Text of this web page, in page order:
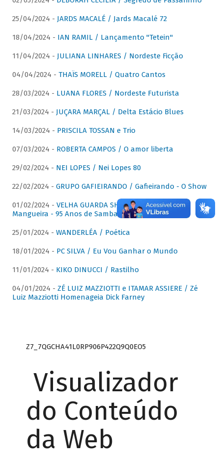
25/04/2024 - JARDS MACALÉ / Jards Macalé 72
18/04/2024 - IAN RAMIL / Lançamento "Tetein"
11/04/2024 - JULIANA LINHARES / Nordeste Ficção
04/04/2024 - THAÏS MORELL / Quatro Cantos
28/03/2024 - LUANA FLORES / Nordeste Futurista
21/03/2024 - JUÇARA MARÇAL / Delta Estácio Blues
14/03/2024 - PRISCILA TOSSAN e Trio
07/03/2024 - ROBERTA CAMPOS / O amor liberta
29/02/2024 - NEI LOPES / Nei Lopes 80
22/02/2024 - GRUPO GAFIEIRANDO / Gafieirando - O Show
01/02/2024 - VELHA GUARDA SHOW DA MANGUEIRA /
Mangueira - 95 Anos de Samba
25/01/2024 - WANDERLÉA / Poética
18/01/2024 - PC SILVA / Eu Vou Ganhar o Mundo
11/01/2024 - KIKO DINUCCI / Rastilho
04/01/2024 - ZÉ LUIZ MAZZIOTTI e ITAMAR ASSIERE / Zé
Luiz Mazziotti Homenageia Dick Farney
Z7_7QGCHA41L0RP906P422Q9Q0EO5
Visualizador
do Conteúdo
da Web